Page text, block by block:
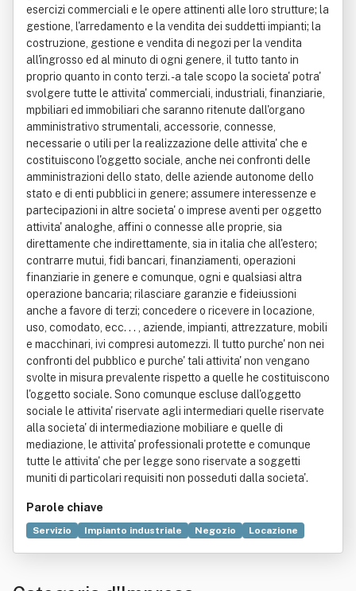
esercizi commerciali e le opere attinenti alle loro strutture; la
gestione, l'arredamento e la vendita dei suddetti impianti; la
costruzione, gestione e vendita di negozi per la vendita
all'ingrosso ed al minuto di ogni genere, il tutto tanto in
proprio quanto in conto terzi. - a tale scopo la societa' potra'
svolgere tutte le attivita' commerciali, industriali, finanziarie,
mpbiliari ed immobiliari che saranno ritenute dall'organo
amministrativo strumentali, accessorie, connesse,
necessarie o utili per la realizzazione delle attivita' che e
costituiscono l'oggetto sociale, anche nei confronti delle
amministrazioni dello stato, delle aziende autonome dello
stato e di enti pubblici in genere; assumere interessenze e
partecipazioni in altre societa' o imprese aventi per oggetto
attivita' analoghe, affini o connesse alle proprie, sia
direttamente che indirettamente, sia in italia che all'estero;
contrarre mutui, fidi bancari, finanziamenti, operazioni
finanziarie in genere e comunque, ogni e qualsiasi altra
operazione bancaria; rilasciare garanzie e fideiussioni
anche a favore di terzi; concedere o ricevere in locazione,
uso, comodato, ecc. . . , aziende, impianti, attrezzature, mobili
e macchinari, ivi compresi automezzi. Il tutto purche' non nei
confronti del pubblico e purche' tali attivita' non vengano
svolte in misura prevalente rispetto a quelle he costituiscono
l'oggetto sociale. Sono comunque escluse dall'oggetto
sociale le attivita' riservate agli intermediari quelle riservate
alla societa' di intermediazione mobiliare e quelle di
mediazione, le attivita' professionali protette e comunque
tutte le attivita' che per legge sono riservate a soggetti
muniti di particolari requisiti non posseduti dalla societa'.
Parole chiave
Servizio Impianto industriale Negozio
Locazione
Mezzo di comunicazione di massa